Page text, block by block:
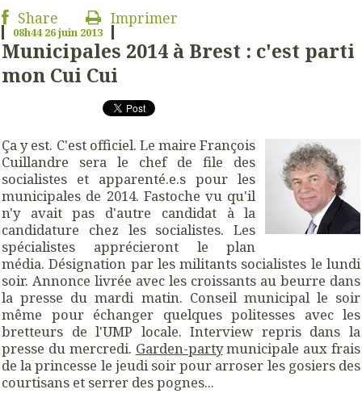
Share Imprimer
08h44 26juin 2013
Municipales 2014 à Brest : c'est parti
mon Cui Cui
Ça y est. C'est officiel. Le maire François
Cuillandre sera le chef de file des
socialistes et apparenté.e.s pour les
municipales de 2014. Fastoche vu qu'il
n'y avait pas d'autre candidat à la
candidature chez les socialistes. Les
spécialistes apprécieront le plan
média. Désignation par les militants socialistes le lundi
soir. Annonce livrée avec les croissants au beurre dans
la presse du mardi matin. Conseil municipal le soir
même pour échanger quelques politesses avec les
bretteurs de l'UMP locale. Interview repris dans la
presse du mercredi. Garden-partymunicipale aux frais
de la princesse le jeudi soir pour arroser les gosiers des
courtisans et serrer des pognes...